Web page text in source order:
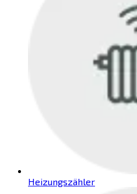
Heizungszähler